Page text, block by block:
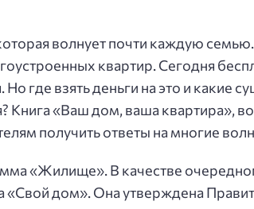
волнует почти каждую
квартир. Сегодня
где взять деньги на это и какие
Книга «Ваш дом, ваша квартира»,
получить ответы на многие
«Жилище». В качестве
дом». Она утверждена